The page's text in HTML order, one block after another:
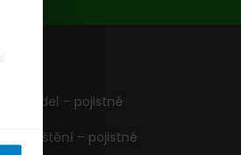
vozidel – pojistné
pojištění – pojistné